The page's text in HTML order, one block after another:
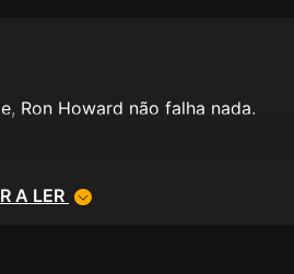
Ron Howard não falha nada.
A LER